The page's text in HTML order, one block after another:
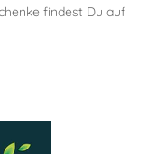
findest Du auf